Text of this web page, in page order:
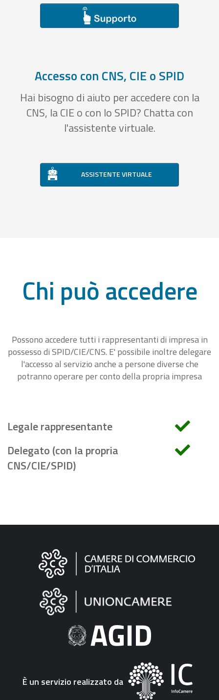
Accesso con CNS, CIE o SPID
Hai bisogno di aiuto per accedere con la
CNS, la CIE o con lo SPID? Chatta con
l'assistente virtuale.
ASSISTENTE VIRTUALE
Chi può accedere
Possono accedere tutti i rappresentanti di impresa in
possesso di SPID/CIE/CNS. E' possibile inoltre delegare
l'accesso al servizio anche a persone diverse che
potranno operare per conto della propria impresa
Legale rappresentante
Delegato (con la propria
CNS/CIE/SPID)
Informazioni
"Fattura
Elettronica"
È un servizio realizzato da